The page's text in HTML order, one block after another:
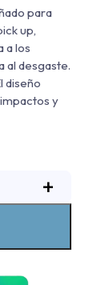
para
up,
a los
al desgaste.
diseño
y
+